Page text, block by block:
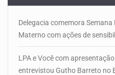
Delegacia comemora
Materno com ações de
LPA e Você com
entrevistou Gutho Barreto no